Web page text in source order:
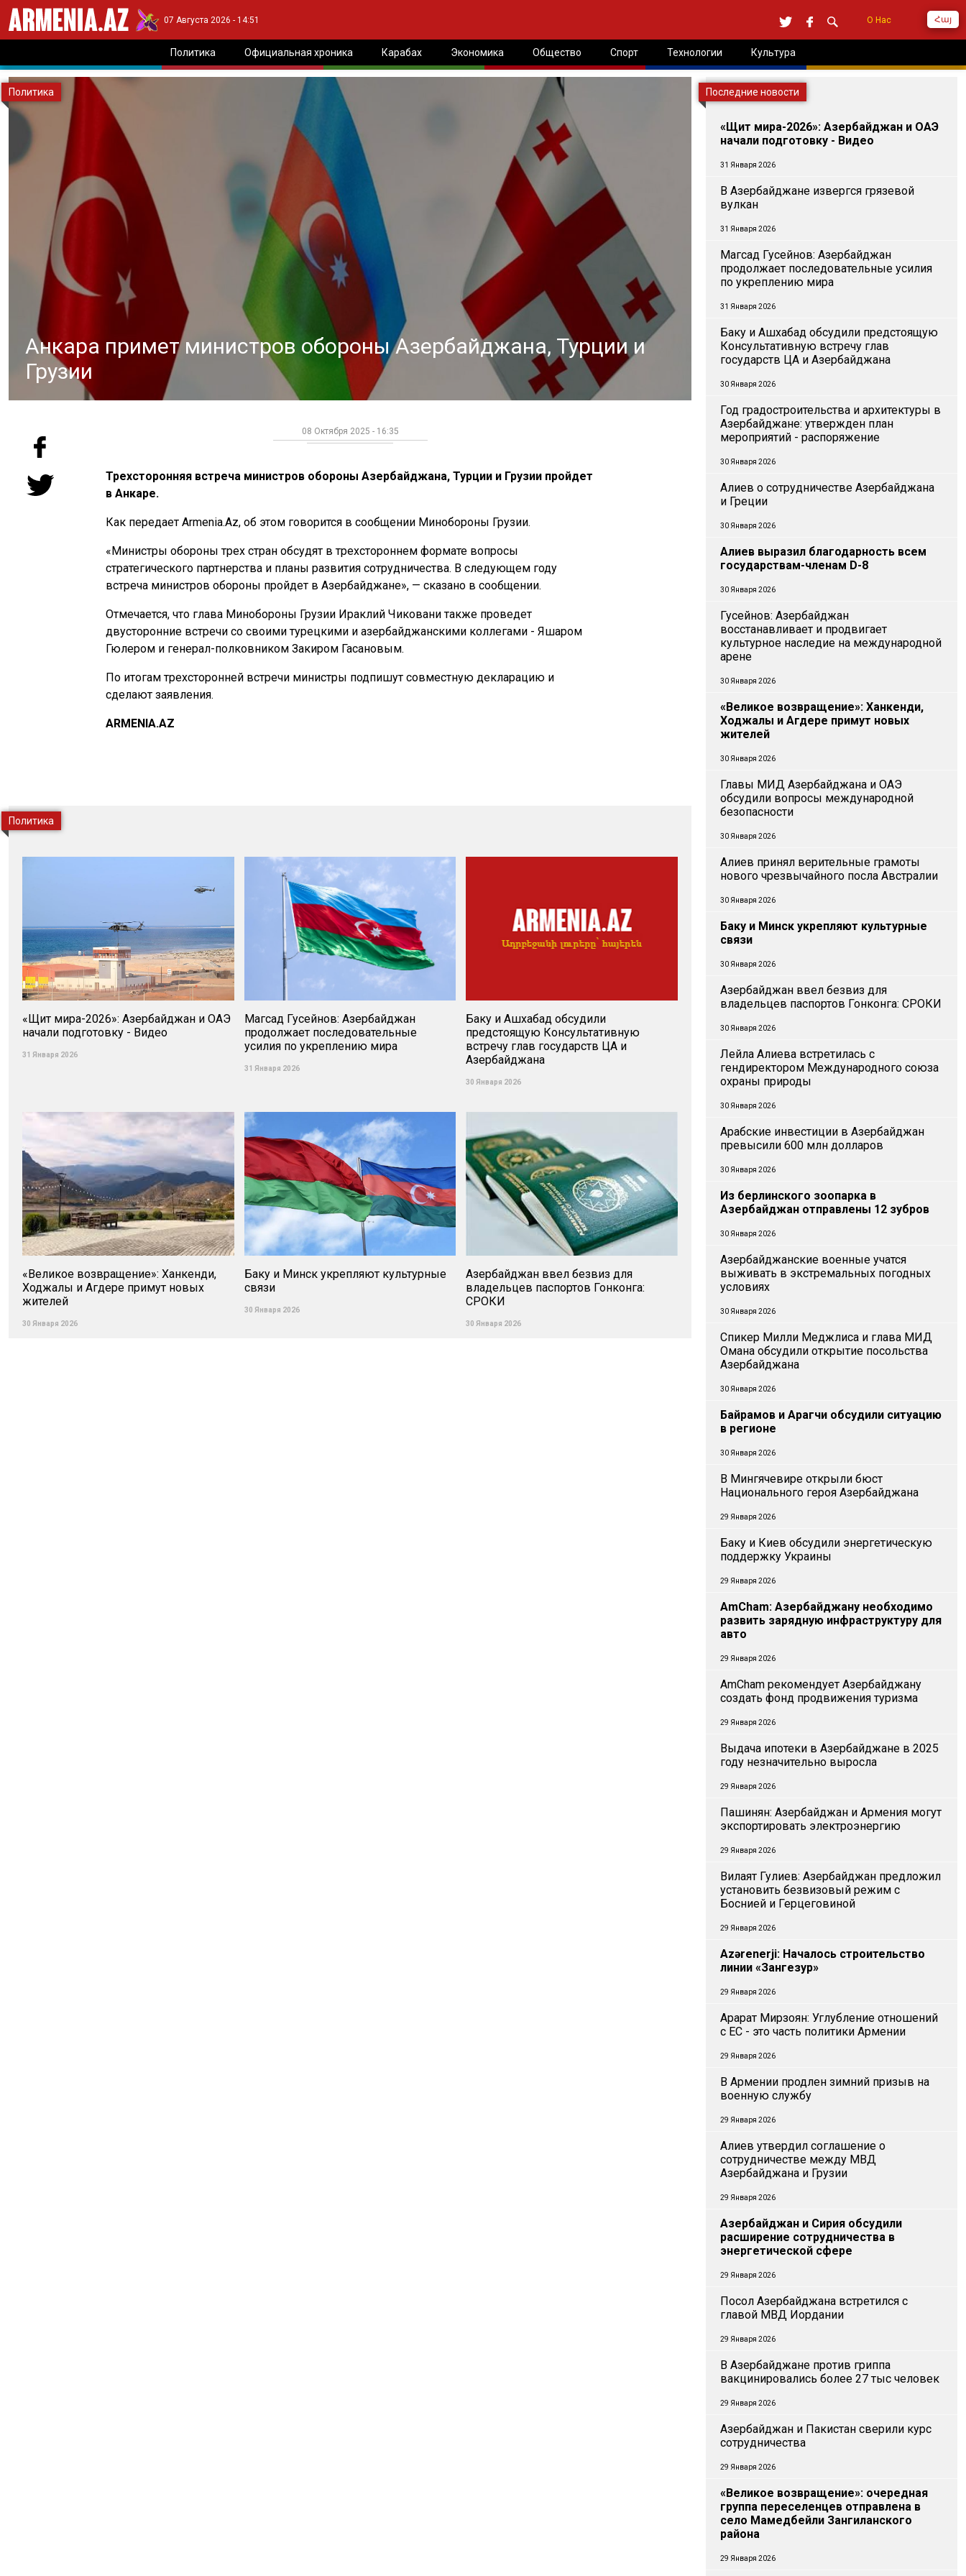
07 Августа 2026 - 14:51 Հայ
О Нас
Политика Официальная хроника Карабах Экономика Общество Спорт Технологии Культура
Анкара примет министров обороны Азербайджана, Турции и
Грузии
Политика
08 Октября 2025 - 16:35
Трехсторонняя встреча министров обороны Азербайджана, Турции и Грузии пройдет
в Анкаре.
Как передает Armenia.Az, об этом говорится в сообщении Минобороны Грузии.
«Министры обороны трех стран обсудят в трехстороннем формате вопросы
стратегического партнерства и планы развития сотрудничества. В следующем году
встреча министров обороны пройдет в Азербайджане», — сказано в сообщении.
Отмечается, что глава Минобороны Грузии Ираклий Чиковани также проведет
двусторонние встречи со своими турецкими и азербайджанскими коллегами - Яшаром
Гюлером и генерал-полковником Закиром Гасановым.
По итогам трехсторонней встречи министры подпишут совместную декларацию и
сделают заявления.
ARMENIA.AZ
Политика
«Щит мира-2026»: Азербайджан и ОАЭ
начали подготовку - Видео
31 Января 2026
Магсад Гусейнов: Азербайджан
продолжает последовательные
усилия по укреплению мира
31 Января 2026
Баку и Ашхабад обсудили
предстоящую Консультативную
встречу глав государств ЦА и
Азербайджана
30 Января 2026
«Великое возвращение»: Ханкенди,
Ходжалы и Агдере примут новых
жителей
30 Января 2026
Баку и Минск укрепляют культурные
связи
30 Января 2026
Азербайджан ввел безвиз для
владельцев паспортов Гонконга:
СРОКИ
30 Января 2026
Последние новости
«Щит мира-2026»: Азербайджан и ОАЭ
начали подготовку - Видео
31 Января 2026
В Азербайджане извергся грязевой
вулкан
31 Января 2026
Магсад Гусейнов: Азербайджан
продолжает последовательные усилия
по укреплению мира
31 Января 2026
Баку и Ашхабад обсудили предстоящую
Консультативную встречу глав
государств ЦА и Азербайджана
30 Января 2026
Год градостроительства и архитектуры в
Азербайджане: утвержден план
мероприятий - распоряжение
30 Января 2026
Алиев о сотрудничестве Азербайджана
и Греции
30 Января 2026
Алиев выразил благодарность всем
государствам-членам D-8
30 Января 2026
Гусейнов: Азербайджан
восстанавливает и продвигает
культурное наследие на международной
арене
30 Января 2026
«Великое возвращение»: Ханкенди,
Ходжалы и Агдере примут новых
жителей
30 Января 2026
Главы МИД Азербайджана и ОАЭ
обсудили вопросы международной
безопасности
30 Января 2026
Алиев принял верительные грамоты
нового чрезвычайного посла Австралии
30 Января 2026
Баку и Минск укрепляют культурные
связи
30 Января 2026
Азербайджан ввел безвиз для
владельцев паспортов Гонконга: СРОКИ
30 Января 2026
Лейла Алиева встретилась с
гендиректором Международного союза
охраны природы
30 Января 2026
Арабские инвестиции в Азербайджан
превысили 600 млн долларов
30 Января 2026
Из берлинского зоопарка в
Азербайджан отправлены 12 зубров
30 Января 2026
Азербайджанские военные учатся
выживать в экстремальных погодных
условиях
30 Января 2026
Спикер Милли Меджлиса и глава МИД
Омана обсудили открытие посольства
Азербайджана
30 Января 2026
Байрамов и Арагчи обсудили ситуацию
в регионе
30 Января 2026
В Мингячевире открыли бюст
Национального героя Азербайджана
29 Января 2026
Баку и Киев обсудили энергетическую
поддержку Украины
29 Января 2026
AmCham: Азербайджану необходимо
развить зарядную инфраструктуру для
авто
29 Января 2026
AmCham рекомендует Азербайджану
создать фонд продвижения туризма
29 Января 2026
Выдача ипотеки в Азербайджане в 2025
году незначительно выросла
29 Января 2026
Пашинян: Азербайджан и Армения могут
экспортировать электроэнергию
29 Января 2026
Вилаят Гулиев: Азербайджан предложил
установить безвизовый режим с
Боснией и Герцеговиной
29 Января 2026
Azərenerji: Началось строительство
линии «Зангезур»
29 Января 2026
Арарат Мирзоян: Углубление отношений
с ЕС - это часть политики Армении
29 Января 2026
В Армении продлен зимний призыв на
военную службу
29 Января 2026
Алиев утвердил соглашение о
сотрудничестве между МВД
Азербайджана и Грузии
29 Января 2026
Азербайджан и Сирия обсудили
расширение сотрудничества в
энергетической сфере
29 Января 2026
Посол Азербайджана встретился с
главой МВД Иордании
29 Января 2026
В Азербайджане против гриппа
вакцинировались более 27 тыс человек
29 Января 2026
Азербайджан и Пакистан сверили курс
сотрудничества
29 Января 2026
«Великое возвращение»: очередная
группа переселенцев отправлена в
село Мамедбейли Зангиланского
района
29 Января 2026